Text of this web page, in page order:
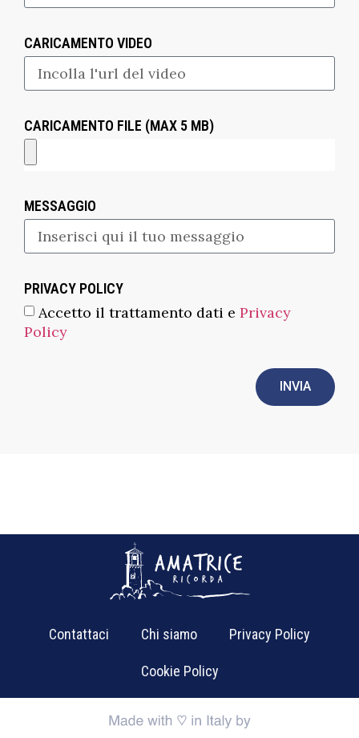
CARICAMENTO VIDEO
CARICAMENTO FILE (MAX 5 MB)
MESSAGGIO
PRIVACY POLICY
Accetto il trattamento dati e Privacy
Policy
INVIA
Contattaci Chi siamo Privacy Policy
Cookie Policy